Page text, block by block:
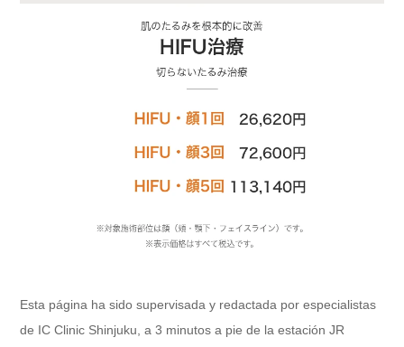
Esta página ha sido supervisada y redactada por especialistas
de IC Clinic Shinjuku, a 3 minutos a pie de la estación JR